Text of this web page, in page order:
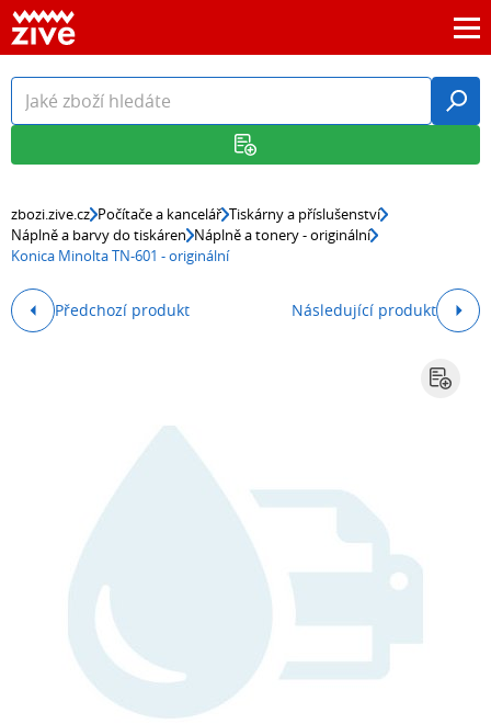
zbozi.zive.cz Počítače a kancelář Tiskárny a příslušenství
Náplně a barvy do tiskáren Náplně a tonery - originální
Konica Minolta TN-601 - originální
Předchozí produkt Následující produkt